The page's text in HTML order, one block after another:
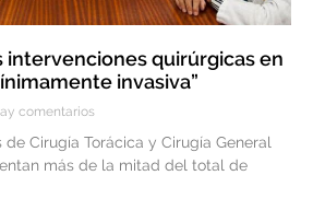
intervenciones quirúrgicas en
invasiva”
comentarios
Cirugía Torácica y Cirugía General
más de la mitad del total de